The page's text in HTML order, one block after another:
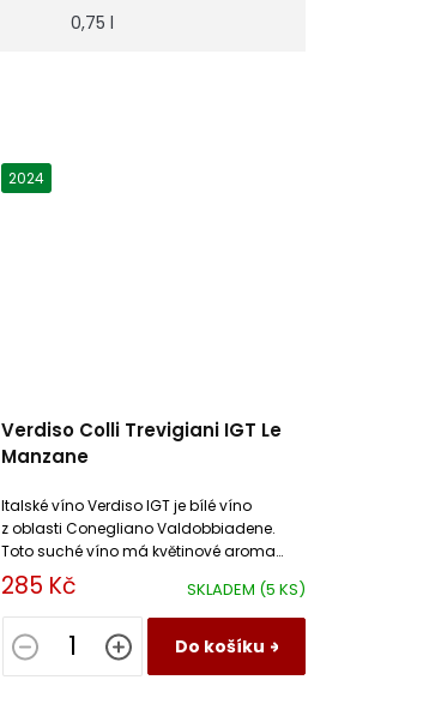
0,75 l
2024
Verdiso Colli Trevigiani IGT Le
Manzane
SKLADEM (5 KS)
285 Kč
Do košíku
Italské víno Verdiso IGT je bílé víno
z oblasti Conegliano Valdobbiadene.
Toto suché víno má květinové aroma
s doteky ovoce a výraznou minerální
dochutí.